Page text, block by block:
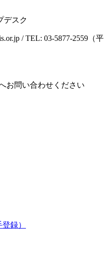
デスク
/ TEL: 03-5877-2559（平
お問い合わせください
録）